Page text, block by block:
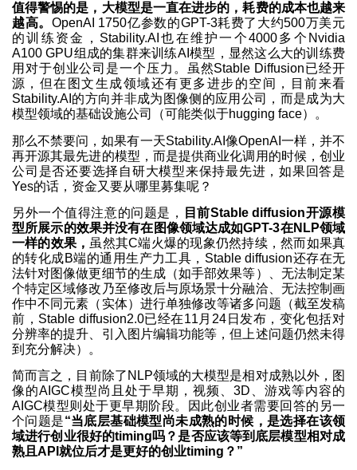
值得警惕的是，大模型是一直在进步的，耗费的成本也越来
越高。 OpenAI 1750亿参数的GPT-3耗费了大约500万美元
的训练资金，Stability.AI也在维护一个4000多个Nvidia
A100 GPU组成的集群来训练AI模型，显然这么大的训练费
用对于创业公司是一个压力。虽然Stable Diffusion已经开
源，但在图文生成领域还有更多进步的空间，目前来看
Stability.AI的方向并非成为图像侧的应用公司，而是成为大
模型领域的基础设施公司（可能类似于hugging face）。
那么不禁要问，如果有一天Stability.AI像OpenAI一样，并不
再开源其最先进的模型，而是提供商业化调用的时候，创业
公司是否还要选择自研大模型来保持最先进，如果回答是
Yes的话，资金又要从哪里募集呢？
另外一个值得注意的问题是，
目前Stable diffusion开源模
型所展示的效果并没有在图像领域达成如GPT-3在NLP领域
一样的效果， 虽然其C端火爆的现象仍然持续，然而如果真
的转化成B端的通用生产力工具，Stable diffusion还存在无
法针对图像做更细节的生成（如手部效果等）、无法制定某
个特定区域修改乃至修改后与原场景十分融洽、无法控制画
作中不同元素（实体）进行单独修改等诸多问题（截至发稿
前，Stable diffusion2.0已经在11月24日发布，变化包括对
分辨率的提升、引入图片编辑功能等，但上述问题仍然未得
到充分解决）。
简而言之，目前除了NLP领域的大模型是相对成熟以外，图
像的AIGC模型尚且处于早期，视频、3D、游戏等内容的
AIGC模型则处于更早期阶段。因此创业者需要回答的另一
个问题是“当底层基础模型尚未成熟的时候，是选择在该领
域进行创业很好的timing吗？是否应该等到底层模型相对成
熟且API就位后才是更好的创业timing？”